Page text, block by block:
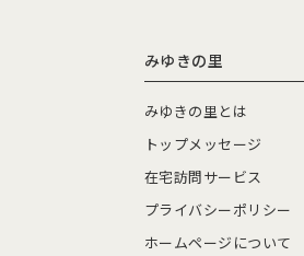
みゆきの里
みゆきの里とは
トップメッセージ
在宅訪問サービス
プライバシーポリシー
ホームページについて